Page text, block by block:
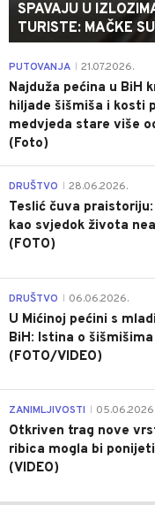
SPAVAJU U
TURISTE: MAČKE
PUTOVANJA 21.07.2026.
Najduža pećina u BiH
hiljade šišmiša i kosti
medvjeda stare više
(Foto)
DRUŠTVO 28.06.2026.
Teslić čuva
kao svjedok života
(FOTO)
DRUŠTVO 06.06.2026.
U Mićinoj pećini s
BiH: Istina o
(FOTO/VIDEO)
ZANIMLJIVOSTI 05.06.2026.
Otkriven trag nove
ribica mogla bi
(VIDEO)